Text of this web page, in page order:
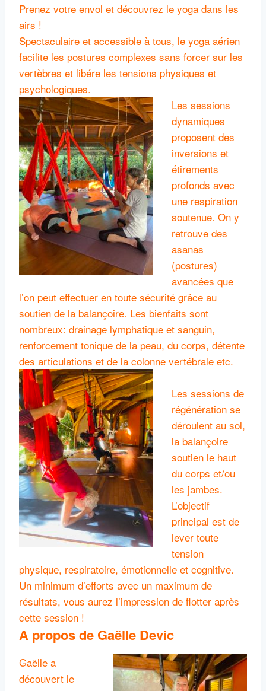
Prenez votre envol et découvrez le yoga dans les
airs !
Spectaculaire et accessible à tous, le yoga aérien
facilite les postures complexes sans forcer sur les
vertèbres et libére les tensions physiques et
psychologiques.
Les sessions
dynamiques
proposent des
inversions et
étirements
profonds avec
une respiration
soutenue. On y
retrouve des
asanas
(postures)
avancées que
l’on peut effectuer en toute sécurité grâce au
soutien de la balançoire. Les bienfaits sont
nombreux: drainage lymphatique et sanguin,
renforcement tonique de la peau, du corps, détente
des articulations et de la colonne vertébrale etc.
Les sessions de
régénération se
déroulent au sol,
la balançoire
soutien le haut
du corps et/ou
les jambes.
L’objectif
principal est de
lever toute
tension
physique, respiratoire, émotionnelle et cognitive.
Un minimum d’efforts avec un maximum de
résultats, vous aurez l’impression de flotter après
cette session !
A propos de Gaëlle Devic
Gaëlle a
découvert le